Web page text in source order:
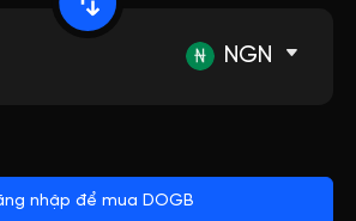
NGN
nhập để mua DOGB